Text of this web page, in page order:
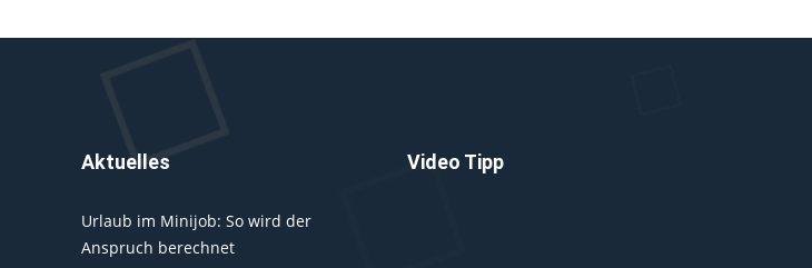
Aktuelles
Urlaub im Minijob: So wird der
Anspruch berechnet
Video Tipp